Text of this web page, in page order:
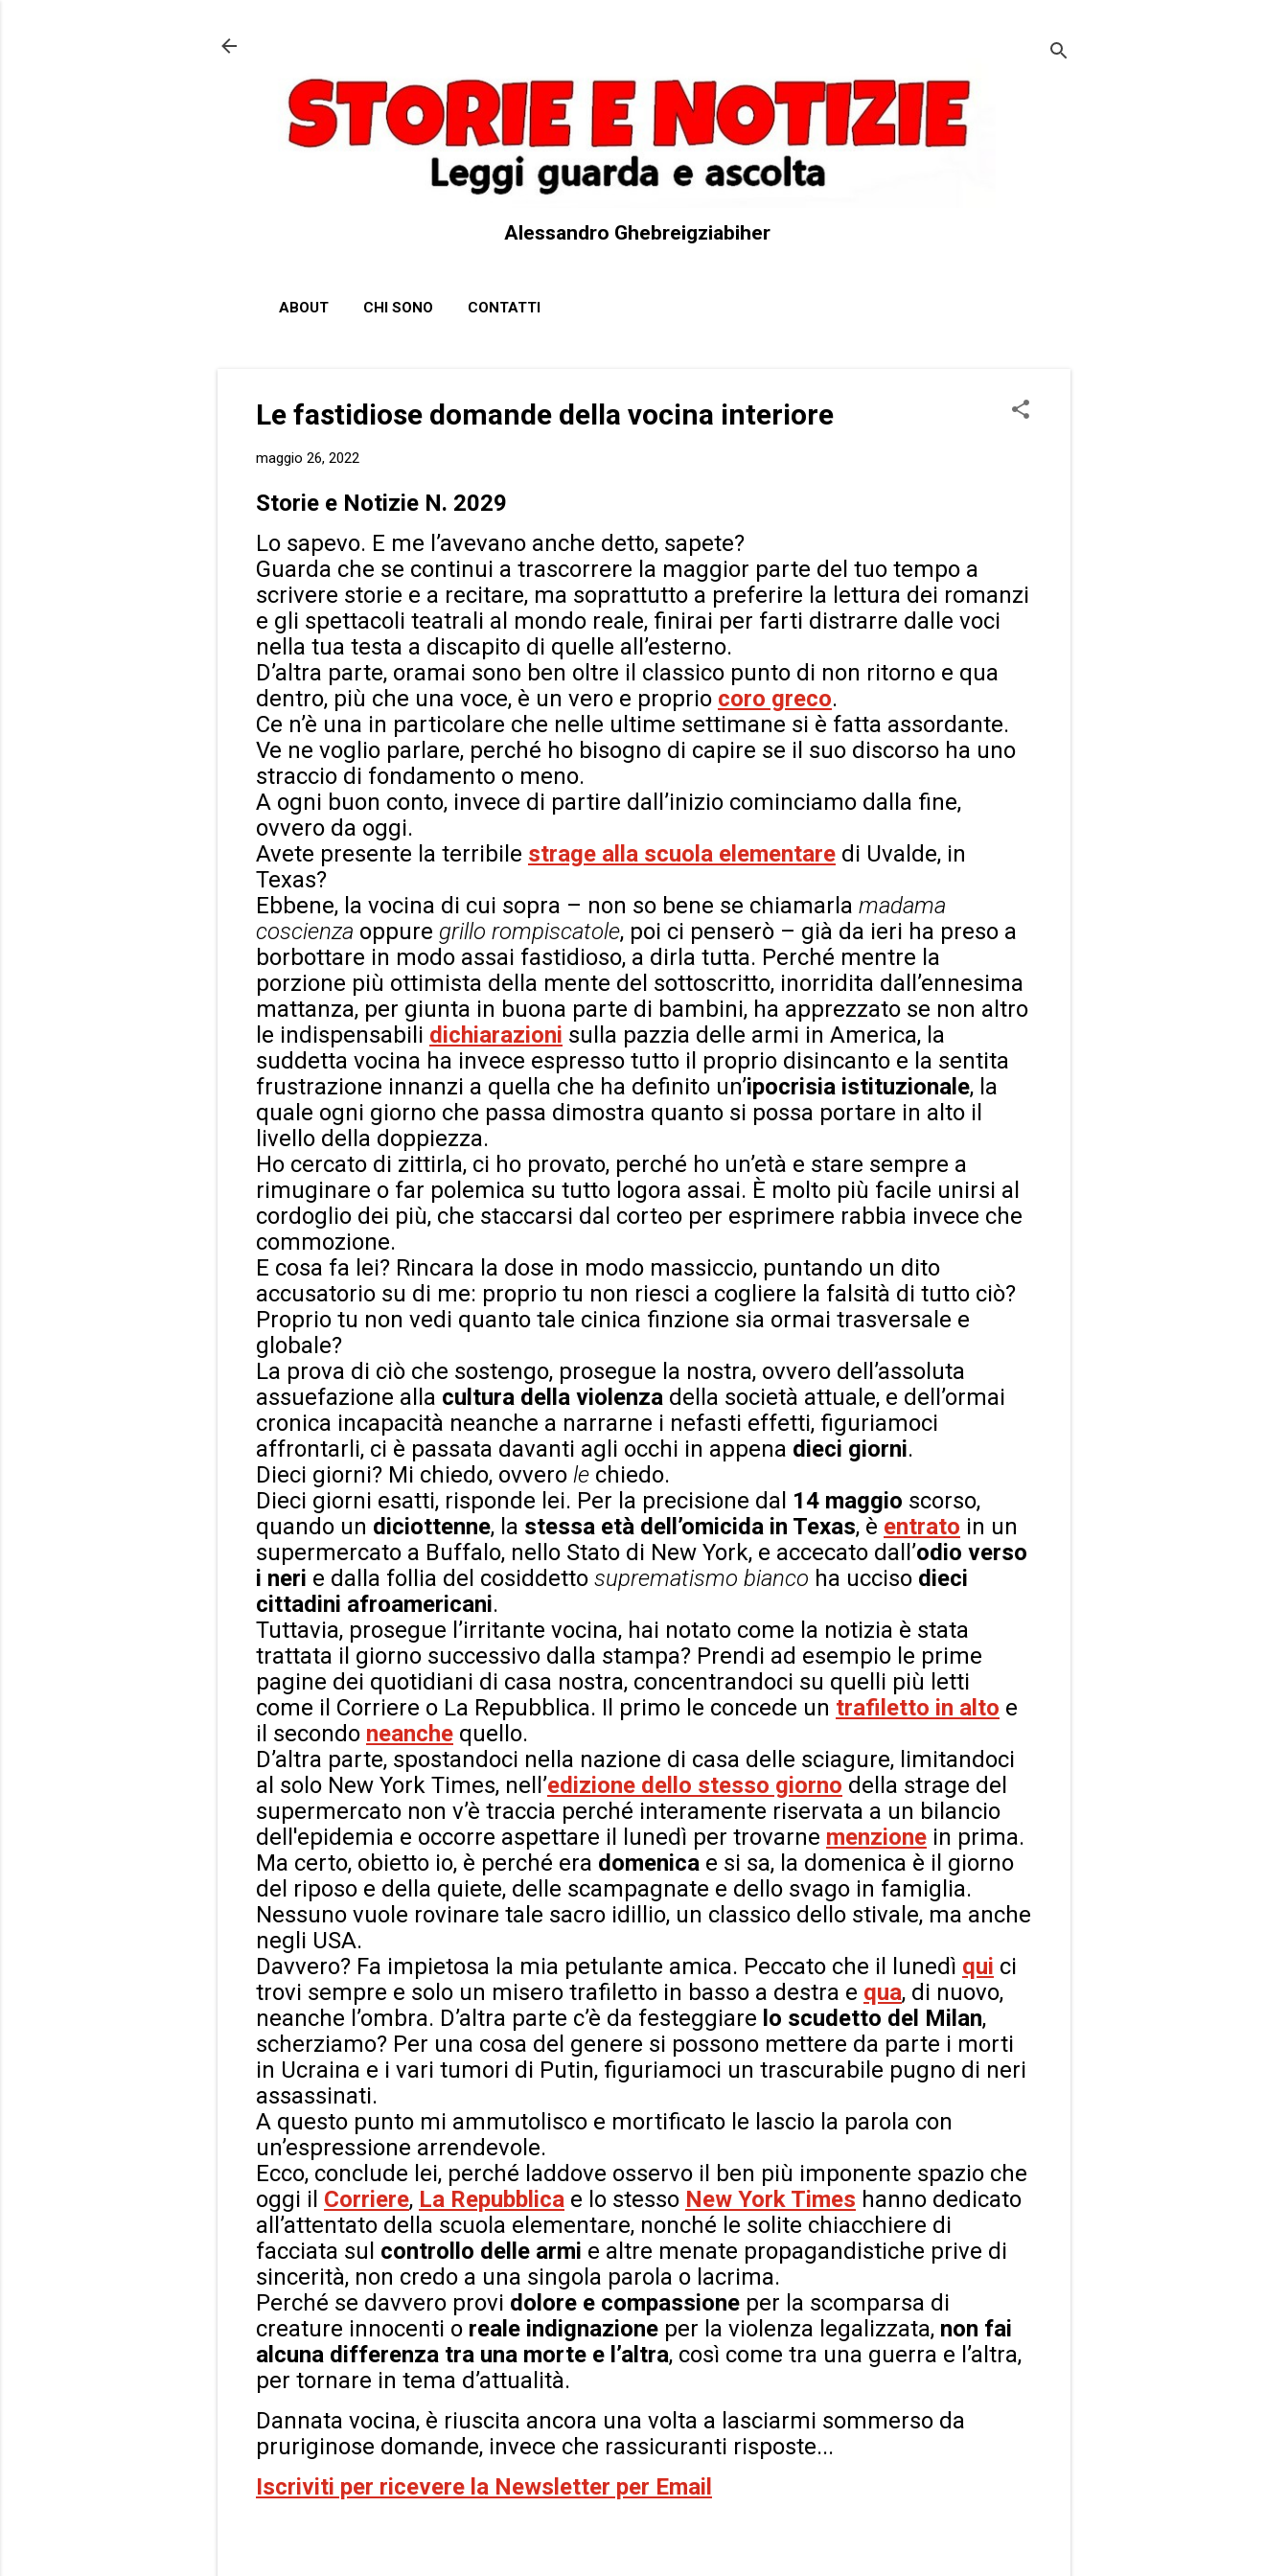
Alessandro Ghebreigziabiher
ABOUT CHI SONO CONTATTI
Le fastidiose domande della vocina interiore
maggio 26, 2022
Storie e Notizie N. 2029
Lo sapevo. E me l’avevano anche detto, sapete?
Guarda che se continui a trascorrere la maggior parte del tuo tempo a
scrivere storie e a recitare, ma soprattutto a preferire la lettura dei romanzi
e gli spettacoli teatrali al mondo reale, finirai per farti distrarre dalle voci
nella tua testa a discapito di quelle all’esterno.
D’altra parte, oramai sono ben oltre il classico punto di non ritorno e qua
dentro, più che una voce, è un vero e proprio coro greco.
Ce n’è una in particolare che nelle ultime settimane si è fatta assordante.
Ve ne voglio parlare, perché ho bisogno di capire se il suo discorso ha uno
straccio di fondamento o meno.
A ogni buon conto, invece di partire dall’inizio cominciamo dalla fine,
ovvero da oggi.
Avete presente la terribile strage alla scuola elementare di Uvalde, in
Texas?
Ebbene, la vocina di cui sopra – non so bene se chiamarla madama
coscienza oppure grillo rompiscatole, poi ci penserò – già da ieri ha preso a
borbottare in modo assai fastidioso, a dirla tutta. Perché mentre la
porzione più ottimista della mente del sottoscritto, inorridita dall’ennesima
mattanza, per giunta in buona parte di bambini, ha apprezzato se non altro
le indispensabili dichiarazioni sulla pazzia delle armi in America, la
suddetta vocina ha invece espresso tutto il proprio disincanto e la sentita
frustrazione innanzi a quella che ha definito un’ipocrisia istituzionale, la
quale ogni giorno che passa dimostra quanto si possa portare in alto il
livello della doppiezza.
Ho cercato di zittirla, ci ho provato, perché ho un’età e stare sempre a
rimuginare o far polemica su tutto logora assai. È molto più facile unirsi al
cordoglio dei più, che staccarsi dal corteo per esprimere rabbia invece che
commozione.
E cosa fa lei? Rincara la dose in modo massiccio, puntando un dito
accusatorio su di me: proprio tu non riesci a cogliere la falsità di tutto ciò?
Proprio tu non vedi quanto tale cinica finzione sia ormai trasversale e
globale?
La prova di ciò che sostengo, prosegue la nostra, ovvero dell’assoluta
assuefazione alla cultura della violenza della società attuale, e dell’ormai
cronica incapacità neanche a narrarne i nefasti effetti, figuriamoci
affrontarli, ci è passata davanti agli occhi in appena dieci giorni.
Dieci giorni? Mi chiedo, ovvero le chiedo.
Dieci giorni esatti, risponde lei. Per la precisione dal 14 maggio scorso,
quando un diciottenne, la stessa età dell’omicida in Texas, è entrato in un
supermercato a Buffalo, nello Stato di New York, e accecato dall’odio verso
i neri e dalla follia del cosiddetto suprematismo bianco ha ucciso dieci
cittadini afroamericani.
Tuttavia, prosegue l’irritante vocina, hai notato come la notizia è stata
trattata il giorno successivo dalla stampa? Prendi ad esempio le prime
pagine dei quotidiani di casa nostra, concentrandoci su quelli più letti
come il Corriere o La Repubblica. Il primo le concede un trafiletto in alto e
il secondo neanche quello.
D’altra parte, spostandoci nella nazione di casa delle sciagure, limitandoci
al solo New York Times, nell’edizione dello stesso giorno della strage del
supermercato non v’è traccia perché interamente riservata a un bilancio
dell'epidemia e occorre aspettare il lunedì per trovarne menzione in prima.
Ma certo, obietto io, è perché era domenica e si sa, la domenica è il giorno
del riposo e della quiete, delle scampagnate e dello svago in famiglia.
Nessuno vuole rovinare tale sacro idillio, un classico dello stivale, ma anche
negli USA.
Davvero? Fa impietosa la mia petulante amica. Peccato che il lunedì qui ci
trovi sempre e solo un misero trafiletto in basso a destra e qua, di nuovo,
neanche l’ombra. D’altra parte c’è da festeggiare lo scudetto del Milan,
scherziamo? Per una cosa del genere si possono mettere da parte i morti
in Ucraina e i vari tumori di Putin, figuriamoci un trascurabile pugno di neri
assassinati.
A questo punto mi ammutolisco e mortificato le lascio la parola con
un’espressione arrendevole.
Ecco, conclude lei, perché laddove osservo il ben più imponente spazio che
oggi il Corriere, La Repubblica e lo stesso New York Times hanno dedicato
all’attentato della scuola elementare, nonché le solite chiacchiere di
facciata sul controllo delle armi e altre menate propagandistiche prive di
sincerità, non credo a una singola parola o lacrima.
Perché se davvero provi dolore e compassione per la scomparsa di
creature innocenti o reale indignazione per la violenza legalizzata, non fai
alcuna differenza tra una morte e l’altra, così come tra una guerra e l’altra,
per tornare in tema d’attualità.
Dannata vocina, è riuscita ancora una volta a lasciarmi sommerso da
pruriginose domande, invece che rassicuranti risposte...
Iscriviti per ricevere la Newsletter per Email